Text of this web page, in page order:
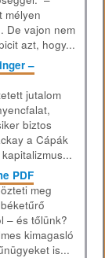
mélyen
De vajon nem
azt, hogy...
–
jutalom
biztos
a Cápák
PDF
meg
– és tőlünk?
kimagasló
is...